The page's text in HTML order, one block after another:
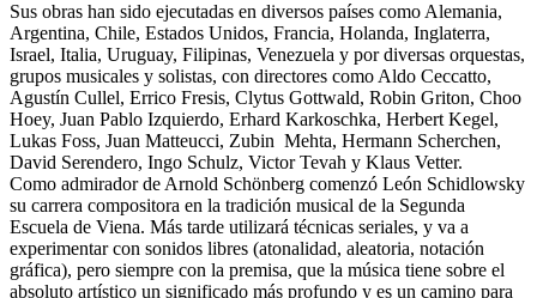
Sus obras han sido ejecutadas en diversos países como Alemania,
Argentina, Chile, Estados Unidos, Francia, Holanda, Inglaterra,
Israel, Italia, Uruguay, Filipinas, Venezuela y por diversas orquestas,
grupos musicales y solistas, con directores como Aldo Ceccatto,
Agustín Cullel, Errico Fresis, Clytus Gottwald, Robin Griton, Choo
Hoey, Juan Pablo Izquierdo, Erhard Karkoschka, Herbert Kegel,
Lukas Foss, Juan Matteucci, Zubin Mehta, Hermann Scherchen,
David Serendero, Ingo Schulz, Victor Tevah y Klaus Vetter.
Como admirador de Arnold Schönberg comenzó León Schidlowsky
su carrera compositora en la tradición musical de la Segunda
Escuela de Viena. Más tarde utilizará técnicas seriales, y va a
experimentar con sonidos libres (atonalidad, aleatoria, notación
gráfica), pero siempre con la premisa, que la música tiene sobre el
absoluto artístico un significado más profundo y es un camino para